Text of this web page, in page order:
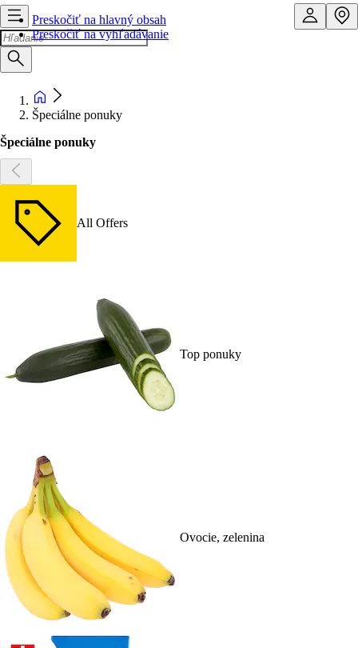
Preskočiť na hlavný obsah
Preskočiť na vyhľadávanie
Špeciálne ponuky
Špeciálne ponuky
All Offers
Top ponuky
Ovocie, zelenina